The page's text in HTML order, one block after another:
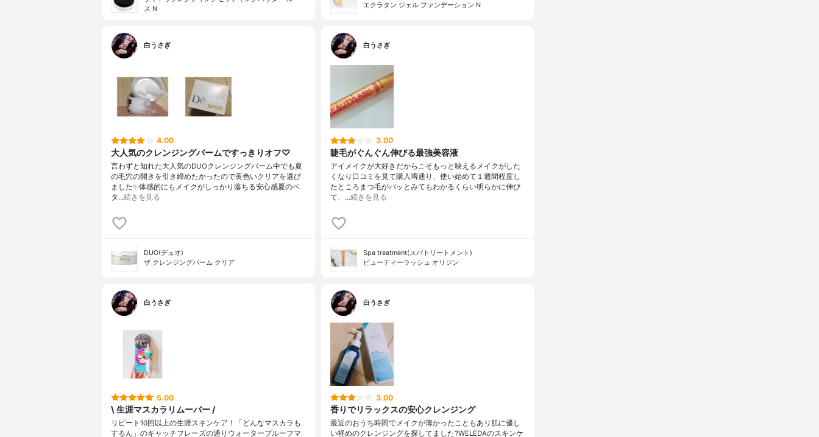
ス N
エクラタン ジェル ファンデーション N
白うさぎ
4.00
大人気のクレンジングバームですっきりオフ♡
言わずと知れた大人気のDUOクレンジングバーム中でも夏
の毛穴の開きを引き締めたかったので黄色いクリアを選び
ました✨体感的にもメイクがしっかり落ちる安心感夏のベ
タ…続きを見る
DUO(デュオ)
ザ クレンジングバーム クリア
白うさぎ
3.00
睫毛がぐんぐん伸びる最強美容液
アイメイクが大好きだからこそもっと映えるメイクがした
くなり口コミを見て購入噂通り、使い始めて１週間程度し
たところまつ毛がパッとみてもわかるくらい明らかに伸び
て、…続きを見る
Spa treatment(スパトリートメント)
ビューティーラッシュ オリジン
白うさぎ
5.00
\ 生涯マスカラリムーバー /
リピート10回以上の生涯スキンケア！「どんなマスカラも
するん」のキャッチフレーズの通りウォータープルーフマ
白うさぎ
3.00
香りでリラックスの安心クレンジング
最近のおうち時間でメイクが薄かったこともあり肌に優し
い軽めのクレンジングを探してました?WELEDAのスキンケ